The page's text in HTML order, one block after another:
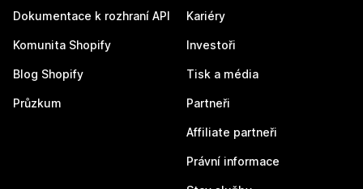
Dokumentace k rozhraní API
Komunita Shopify
Blog Shopify
Průzkum
Kariéry
Investoři
Tisk a média
Partneři
Affiliate partneři
Právní informace